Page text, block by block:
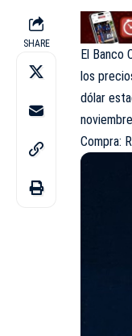
SHARE
El Banco
los
dólar
Compra: